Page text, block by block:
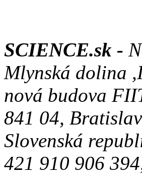
SCIENCE.sk -
Mlynská dolina
nová budova
841 04,
Slovenská
421 910 906